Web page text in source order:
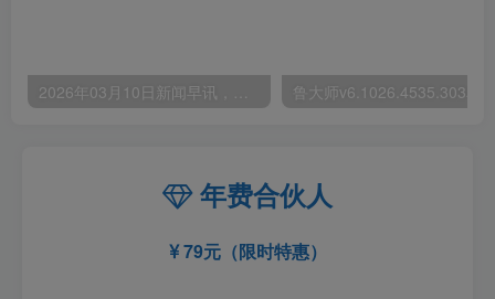
年费合伙人
79元（限时特惠）